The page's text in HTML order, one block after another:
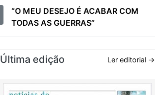
“O MEU DESEJO É ACABAR COM
TODAS AS GUERRAS”
Última edição Ler editorial →